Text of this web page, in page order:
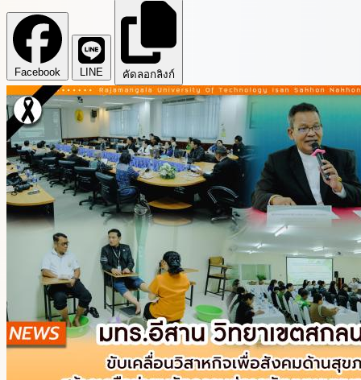
Facebook LINE คัดลอกลิงก์